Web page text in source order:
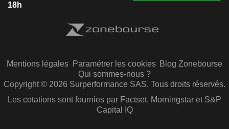
18h
Mentions légales Paramétrer les cookies Blog Zonebourse
Qui sommes-nous ?
Copyright © 2026 Surperformance SAS. Tous droits réservés.
Les cotations sont fournies par Factset, Morningstar et S&P
Capital IQ